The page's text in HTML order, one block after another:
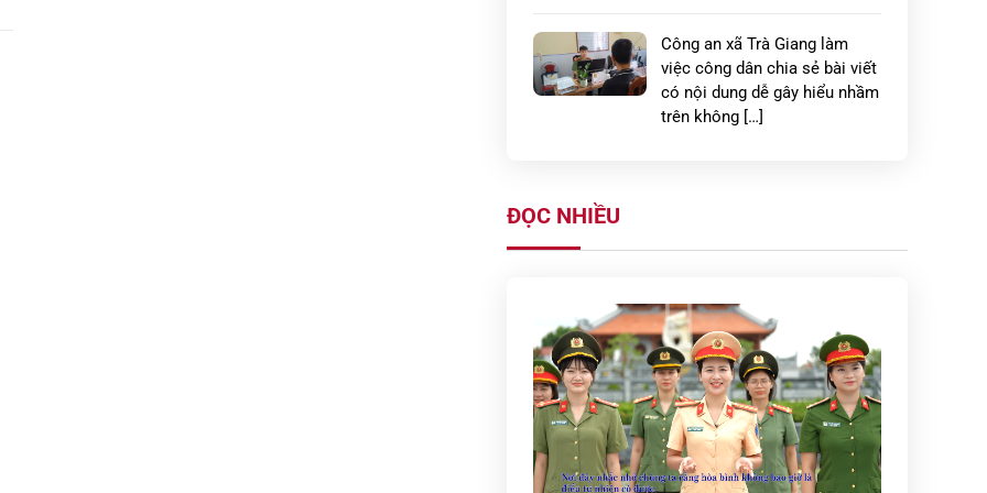
Công an xã Trà Giang làm
việc công dân chia sẻ bài viết
có nội dung dễ gây hiểu nhầm
trên không […]
cam kết chấp […]
Công an xã Đoàn Đào phối
hợp làm sạch dữ liệu đất đai,
góp phần xây dựng chính
quyền số
Nâng cao cảnh giác và các
giải pháp phòng, chống tội
ĐỌC NHIỀU